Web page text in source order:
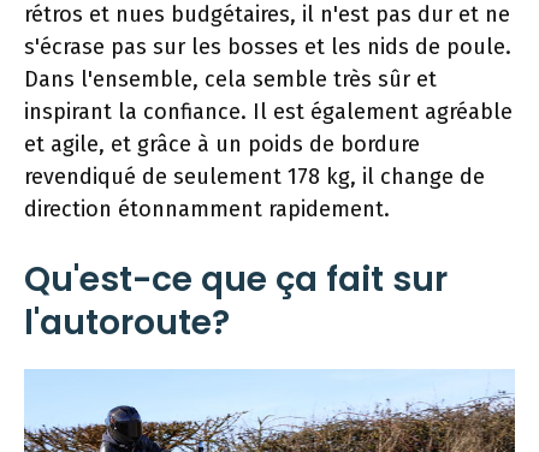
rétros et nues budgétaires, il n'est pas dur et ne
s'écrase pas sur les bosses et les nids de poule.
Dans l'ensemble, cela semble très sûr et
inspirant la confiance. Il est également agréable
et agile, et grâce à un poids de bordure
revendiqué de seulement 178 kg, il change de
direction étonnamment rapidement.
Qu'est-ce que ça fait sur
l'autoroute?